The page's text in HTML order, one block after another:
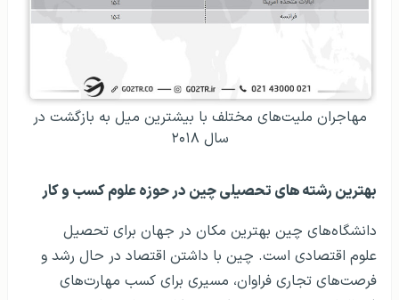
مهاجران ملیت‌های مختلف با بیشترین میل به بازگشت در
سال ۲۰۱۸
بهترین رشته های تحصیلی چین در حوزه علوم کسب و کار
دانشگاه‌های چین بهترین مکان در جهان برای تحصیل
علوم اقتصادی است. چین با داشتن اقتصاد در حال رشد و
فرصت‌های تجاری فراوان، مسیری برای کسب مهارت‌های